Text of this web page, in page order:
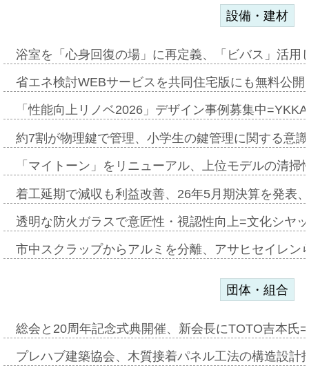
設備・建材
浴室を「心身回復の場」に再定義、「ビバス」活
省エネ検討WEBサービスを共同住宅版にも無料公
「性能向上リノベ2026」デザイン事例募集中
約7割が物理鍵で管理、小学生の鍵管理に関する意
「マイトーン」をリニューアル、上位モデルの清
着工延期で減収も利益改善、26年5月期決算を発表
透明な防火ガラスで意匠性・視認性向上=文化シヤ
市中スクラップからアルミを分離、アサヒセイレ
団体・組合
総会と20周年記念式典開催、新会長にTOTO吉本氏
プレハブ建築協会、木質接着パネル工法の構造設